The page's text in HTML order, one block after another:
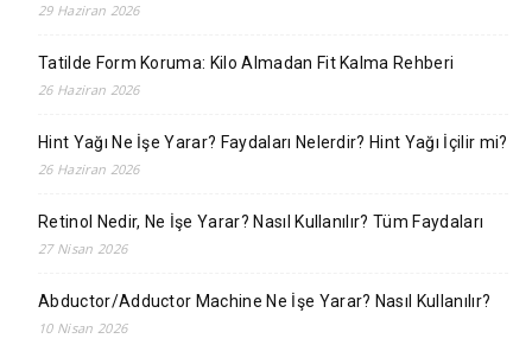
29 Haziran 2026
Tatilde Form Koruma: Kilo Almadan Fit Kalma Rehberi
26 Haziran 2026
Hint Yağı Ne İşe Yarar? Faydaları Nelerdir? Hint Yağı İçilir mi?
26 Haziran 2026
Retinol Nedir, Ne İşe Yarar? Nasıl Kullanılır? Tüm Faydaları
27 Nisan 2026
Abductor/Adductor Machine Ne İşe Yarar? Nasıl Kullanılır?
10 Nisan 2026